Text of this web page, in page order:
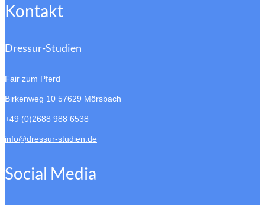
Kontakt
Dressur-Studien
Fair zum Pferd
Birkenweg 10 57629 Mörsbach
+49 (0)2688 988 6538
info@dressur-studien.de
Social Media